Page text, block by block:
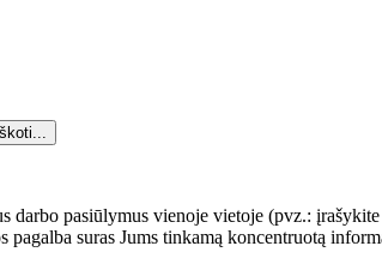
darbo pasiūlymus vienoje vietoje (pvz.:
pagalba suras Jums tinkamą koncentruotą